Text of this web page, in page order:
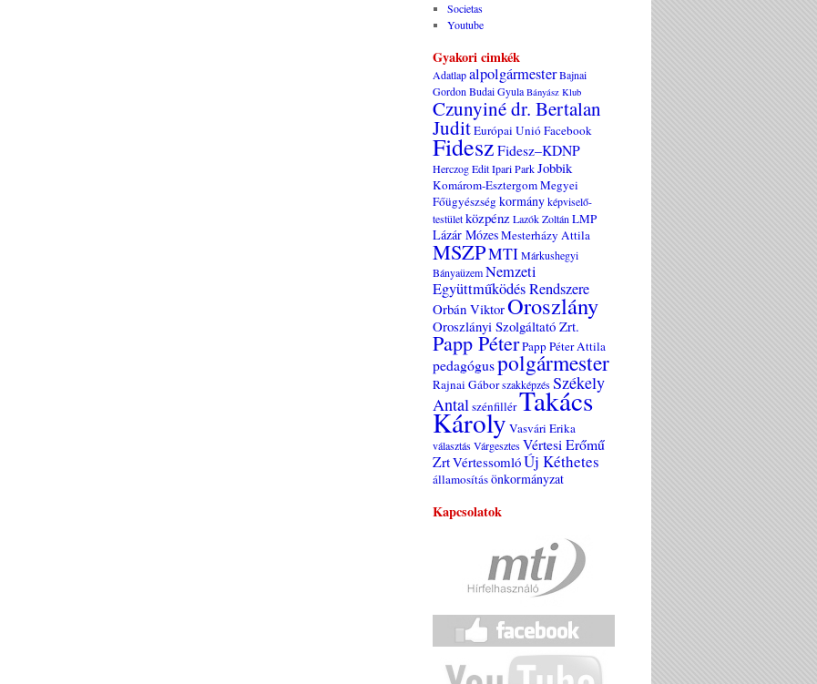
Societas
Youtube
Gyakori cimkék
AdatlapalpolgármesterBajnai
Gordon Budai Gyula Bányász Klub
Czunyiné dr. Bertalan
JuditEurópai UnióFacebook
FideszFidesz–KDNP
Herczog EditIpari ParkJobbik
Komárom-Esztergom Megyei
Főügyészség kormányképviselő-
testületközpénzLazók Zoltán LMP
Lázár MózesMesterházy Attila
MSZPMTIMárkushegyi
BányaüzemNemzeti
Együttműködés Rendszere
Orbán ViktorOroszlány
Oroszlányi Szolgáltató Zrt.
Papp PéterPapp Péter Attila
pedagóguspolgármester
Rajnai GáborszakképzésSzékely
AntalszénfillérTakács
KárolyVasvári Erika
választásVárgesztesVértesi Erőmű
ZrtVértessomlóÚj Kéthetes
államosításönkormányzat
Kapcsolatok